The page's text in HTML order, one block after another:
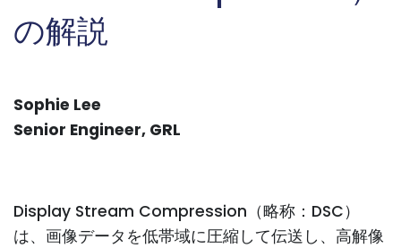
の解説
Sophie Lee
Senior Engineer, GRL
Display Stream Compression（略称：DSC）
は、画像データを低帯域に圧縮して伝送し、高解像